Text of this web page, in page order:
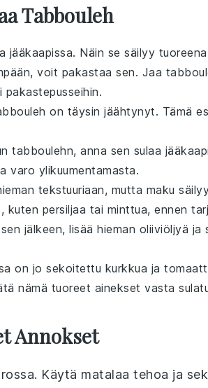
Tabbouleh
jääkaapissa. Näin se säilyy
voit pakastaa sen. Jaa
on täysin jäähtynyt. Tämä
tabboulehn, anna sen sulaa
varo ylikuumentamasta.
tekstuuriaan, mutta maku
kuten persiljaa tai minttua, ennen
jälkeen, lisää hieman oliiviöljyä ja
on jo sekoitettu kurkkua ja
nämä tuoreet ainekset vasta
Annokset
Käytä matalaa tehoa ja